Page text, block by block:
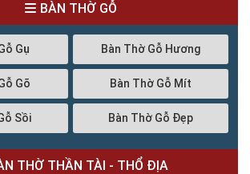
BÀN THỜ GỖ
Gụ Bàn Thờ Gỗ Hương
Gõ Bàn Thờ Gỗ Mít
Sồi Bàn Thờ Gỗ Đẹp
THỜ THẦN TÀI - THỔ ĐỊA